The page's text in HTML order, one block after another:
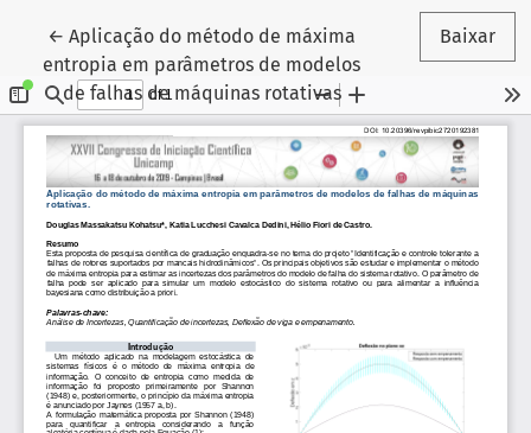
←Voltar aos Detalhes do Artigo
Aplicação do método de máxima
entropia em parâmetros de modelos
de falhas de máquinas rotativas
Baixar